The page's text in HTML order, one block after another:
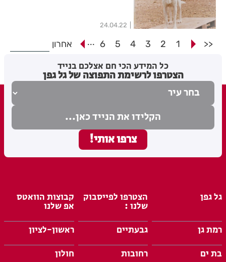
24.04.22
<<
1
2
3
4
5
6
... אחרון
כל המידע הכי חם אצלכם בנייד
הצטרפו לרשימת התפוצה של גל גפן
גל גפן הצטרפו לפייסבוק
שלנו :
קבוצות הוואטס
אפ שלנו
רמת גן
גבעתיים
ראשון-לציון
בת ים
רחובות
חולון